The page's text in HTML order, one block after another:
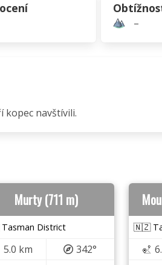
–
kopec navštívili.
Murty (711 m)
District
5.0 km
342°
🇳🇿